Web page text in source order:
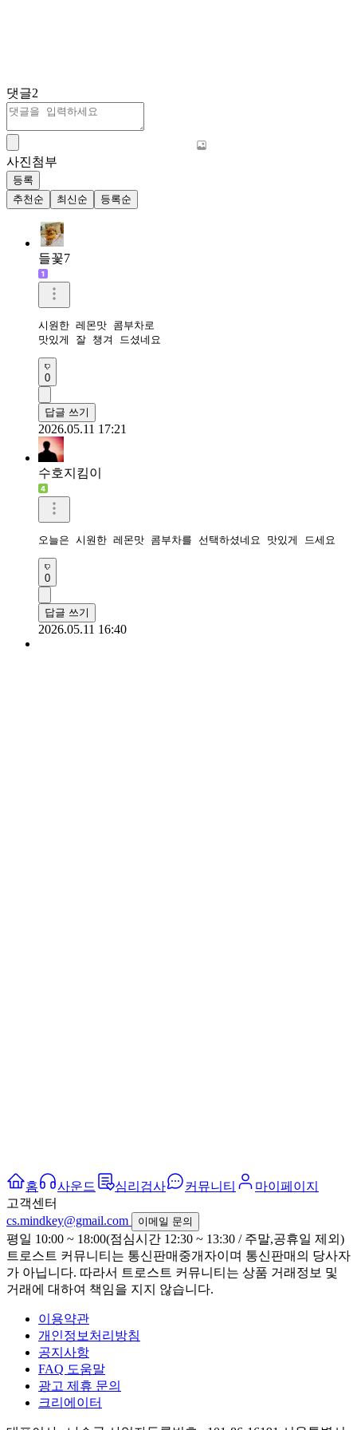
댓글2
사진첨부
등록
추천순
최신순 등록순
들꽃7
시원한 레몬맛 콤부차로
맛있게 잘 챙겨 드셨네요
0
답글 쓰기
2026.05.11 17:21
수호지킴이
오늘은 시원한 레몬맛 콤부차를 선택하셨네요 맛있게 드세요
0
답글 쓰기
2026.05.11 16:40
홈 사운드 심리검사 커뮤니티
마이페이지
고객센터
cs.mindkey@gmail.com
이메일 문의
평일 10:00 ~ 18:00(점심시간 12:30 ~ 13:30 / 주말,공휴일 제외)
트로스트 커뮤니티는 통신판매중개자이며 통신판매의 당사자
가 아닙니다. 따라서 트로스트 커뮤니티는 상품 거래정보 및
거래에 대하여 책임을 지지 않습니다.
이용약관
개인정보처리방침
공지사항
FAQ 도움말
광고 제휴 문의
크리에이터